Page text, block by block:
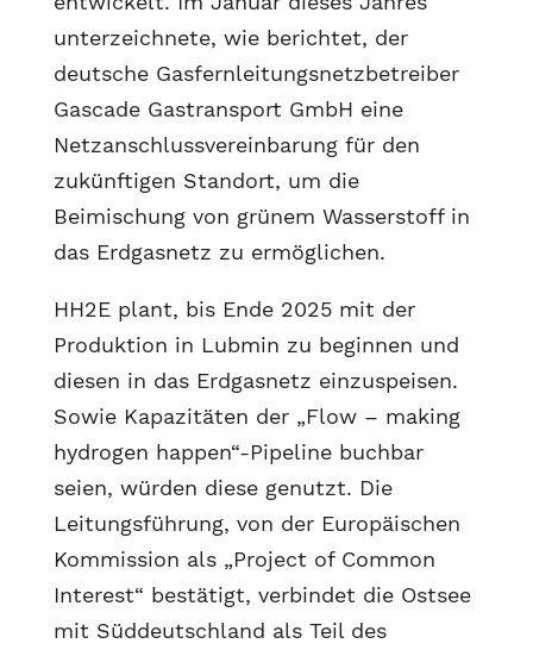
unterzeichnete, wie berichtet, der
deutsche Gasfernleitungsnetzbetreiber
Gascade Gastransport GmbH eine
Netzanschlussvereinbarung für den
zukünftigen Standort, um die
Beimischung von grünem Wasserstoff in
das Erdgasnetz zu ermöglichen.
HH2E plant, bis Ende 2025 mit der
Produktion in Lubmin zu beginnen und
diesen in das Erdgasnetz einzuspeisen.
Sowie Kapazitäten der „Flow – making
hydrogen happen“-Pipeline buchbar
seien, würden diese genutzt. Die
Leitungsführung, von der Europäischen
Kommission als „Project of Common
Interest“ bestätigt, verbindet die Ostsee
mit Süddeutschland als Teil des